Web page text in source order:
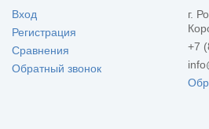
Вход
Регистрация
Сравнения
Обратный звонок
г.
+7